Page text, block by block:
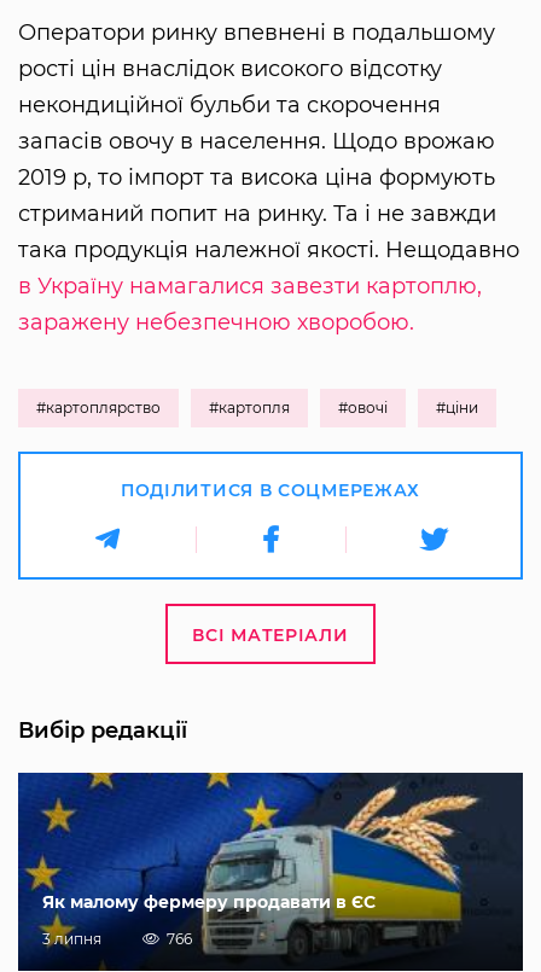
Оператори ринку впевнені в подальшому
рості цін внаслідок високого відсотку
некондиційної бульби та скорочення
запасів овочу в населення. Щодо врожаю
2019 р, то імпорт та висока ціна формують
стриманий попит на ринку. Та і не завжди
така продукція належної якості. Нещодавно
в Україну намагалися завезти картоплю,
заражену небезпечною хворобою.
#картоплярство #картопля #овочі #ціни
ПОДІЛИТИСЯ В СОЦМЕРЕЖАХ
ВСІ МАТЕРІАЛИ
Вибір редакції
Як малому фермеру продавати в ЄС
3 липня 766